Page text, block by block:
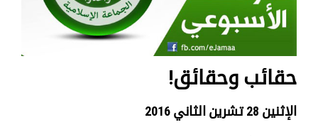
حقائب وحقائق!
الإثنين 28 تشرين الثاني 2016